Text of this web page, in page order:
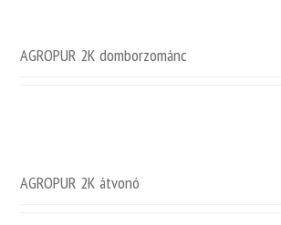
AGROPUR 2K domborzománc
AGROPUR 2K átvonó